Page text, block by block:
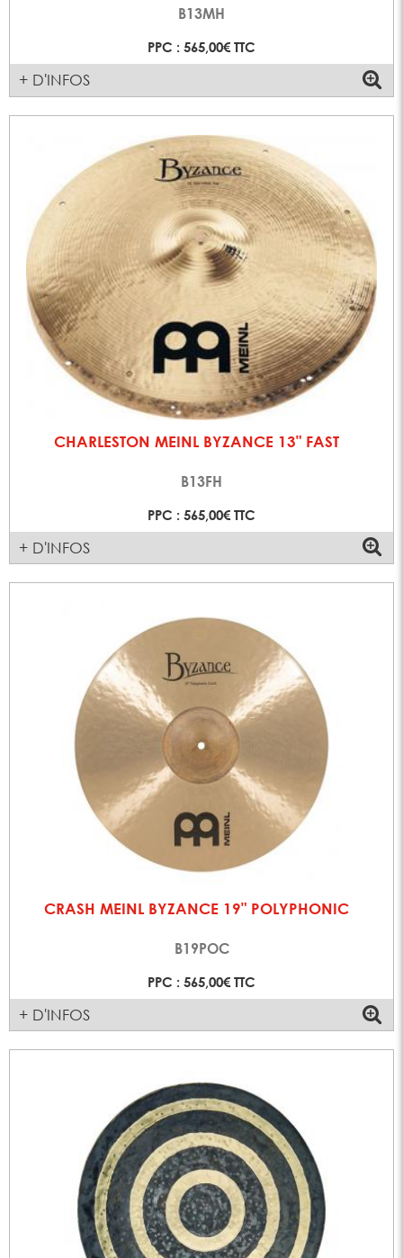
B13MH
PPC : 565,00€ TTC
+ D'INFOS
CHARLESTON MEINL BYZANCE 13" FAST
B13FH
PPC : 565,00€ TTC
+ D'INFOS
CRASH MEINL BYZANCE 19" POLYPHONIC
B19POC
PPC : 565,00€ TTC
+ D'INFOS